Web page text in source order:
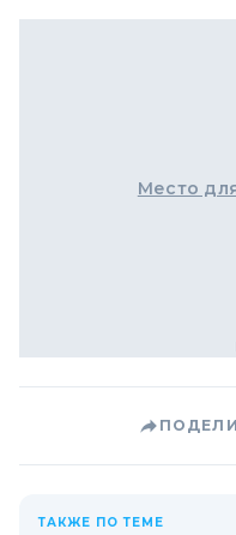
Место
ТАКЖЕ ПО ТЕМЕ